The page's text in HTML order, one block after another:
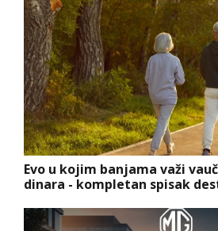
Evo u kojim banjama važi
dinara - kompletan spisak